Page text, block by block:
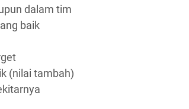
dalam tim
baik
(nilai tambah)